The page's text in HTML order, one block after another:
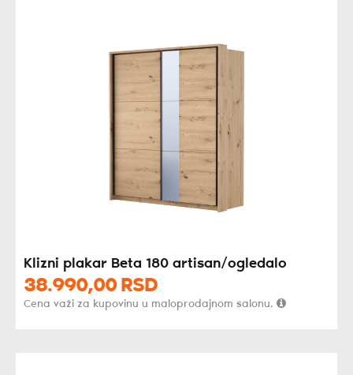
Klizni plakar Beta 180 artisan/ogledalo
38.990,00 RSD
Cena važi za kupovinu u maloprodajnom salonu.